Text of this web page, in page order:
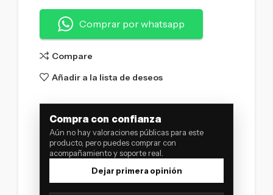
Comprar por whatsapp
Compare
Añadir a la lista de deseos
Compra con confianza
Aún no hay valoraciones públicas para este
producto, pero puedes comprar con
acompañamiento y soporte real.
Dejar primera opinión